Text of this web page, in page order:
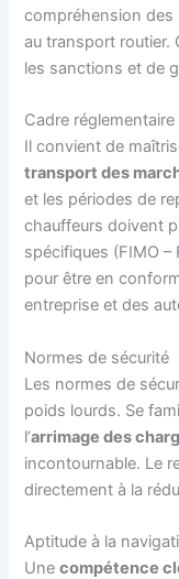
compréhension des
au transport routier.
les sanctions et de
Cadre réglementaire
Il convient de
transport des
et les périodes de
chauffeurs doivent
spécifiques (FIMO
pour être en
entreprise et des
Normes de sécurité
Les normes de
poids lourds. Se
l’arrimage des
incontournable. Le
directement à la
Aptitude à la
Unecompétence